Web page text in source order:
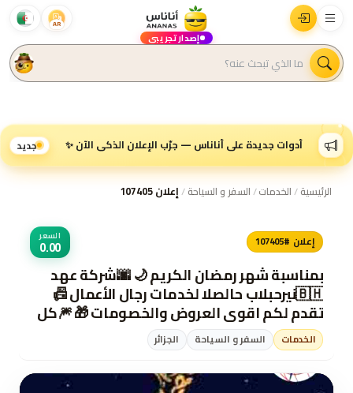
AR
إصدار تجريبي
أدوات جديدة على أناناس — جرّب الإعلان الذكي الآن ✨ جديد
الرئيسية/الخدمات/السفر و السياحة/إعلان 107405
إعلان #107405 السعر
0.00
بمناسبة شهر رمضان الكريم 🌙 🌆شركة عهد
الصلاح بالبحرين⁦🇧🇭⁩ لخدمات رجال الأعمال 📠
تقدم لكم اقوى العروض والخصومات 🎁 🎆كل
عام وانتم بخير 🔆لمزيد من التفاصيل برجاء
التواصل خاص/هند محمد
الخدمات السفر و السياحة الجزائر